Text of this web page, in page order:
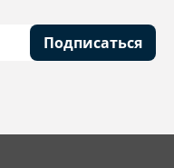
Подписаться